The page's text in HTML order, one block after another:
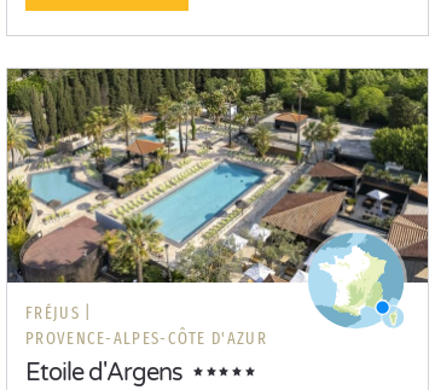
FRÉJUS |
PROVENCE-ALPES-CÔTE D'AZUR
Etoile d'Argens